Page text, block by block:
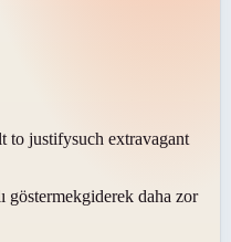
to justifysuch extravagant
göstermekgiderek daha zor